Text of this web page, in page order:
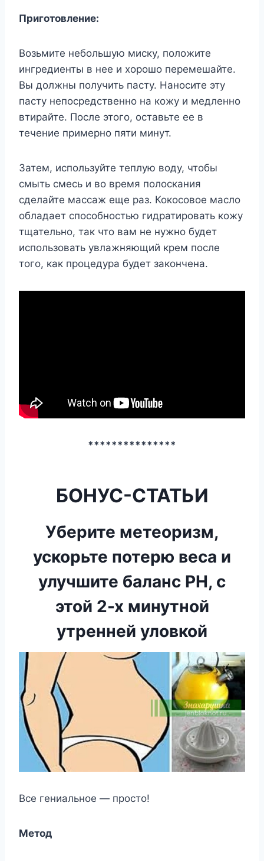
Приготовление:
Возьмите небольшую миску, положите
ингредиенты в нее и хорошо перемешайте.
Вы должны получить пасту. Наносите эту
пасту непосредственно на кожу и медленно
втирайте. После этого, оставьте ее в
течение примерно пяти минут.
Затем, используйте теплую воду, чтобы
смыть смесь и во время полоскания
сделайте массаж еще раз. Кокосовое масло
обладает способностью гидратировать кожу
тщательно, так что вам не нужно будет
использовать увлажняющий крем после
того, как процедура будет закончена.
***************
БОНУС-СТАТЬИ
Уберите метеоризм,
ускорьте потерю веса и
улучшите баланс PH, с
этой 2-х минутной
утренней уловкой
Все гениальное — просто!
Метод